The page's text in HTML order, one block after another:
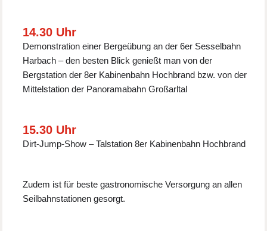
14.30 Uhr
Demonstration einer Bergeübung an der 6er Sesselbahn
Harbach – den besten Blick genießt man von der
Bergstation der 8er Kabinenbahn Hochbrand bzw. von der
Mittelstation der Panoramabahn Großarltal
15.30 Uhr
Dirt-Jump-Show – Talstation 8er Kabinenbahn Hochbrand
Zudem ist für beste gastronomische Versorgung an allen
Seilbahnstationen gesorgt.